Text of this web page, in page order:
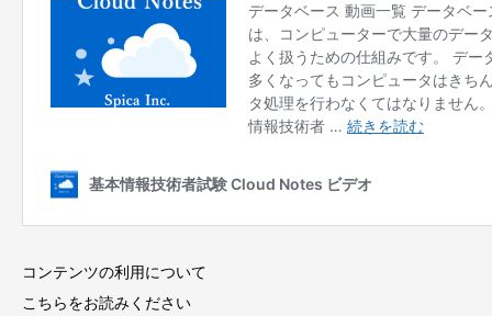
コンテンツの利用について
こちらをお読みください